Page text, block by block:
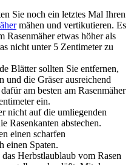
Sie noch ein letztes Mal Ihren
mähen und vertikutieren. Es
Rasenmäher etwas höher als
nicht unter 5 Zentimeter zu
Blätter sollten Sie entfernen,
und die Gräser ausreichend
am besten am Rasenmäher
ein.
nicht auf die umliegenden
Rasenkanten abstechen.
einen scharfen
einen Spaten.
Herbstlaublaub vom Rasen